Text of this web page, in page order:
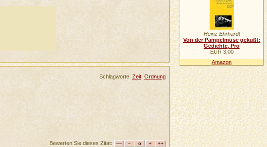
Schlagworte: Zeit, Ordnung
Bewerten Sie dieses Zitat:
Heinz Ehrhardt
Von der Pampelmuse geküßt:
Gedichte, Pro
EUR 3,00
Amazon